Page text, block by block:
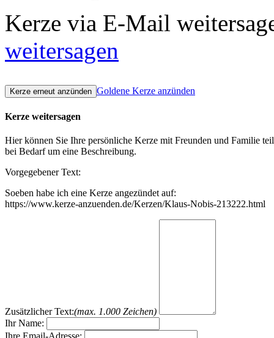
Kerze via E-Mail
weitersagen
Goldene Kerze anzünden
Kerze weitersagen
Hier können Sie Ihre persönliche Kerze mit Freunden und Familie
bei Bedarf um eine Beschreibung.
Vorgegebener Text:
Soeben habe ich eine Kerze angezündet auf:
https://www.kerze-anzuenden.de/Kerzen/Klaus-Nobis-213222.html
Zusätzlicher Text:(max. 1.000 Zeichen)
Ihr Name:
Ihre Email-Adresse: